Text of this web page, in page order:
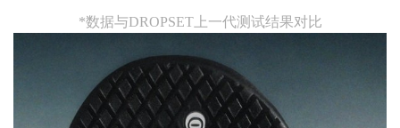
*数据与DROPSET上一代测试结果对比